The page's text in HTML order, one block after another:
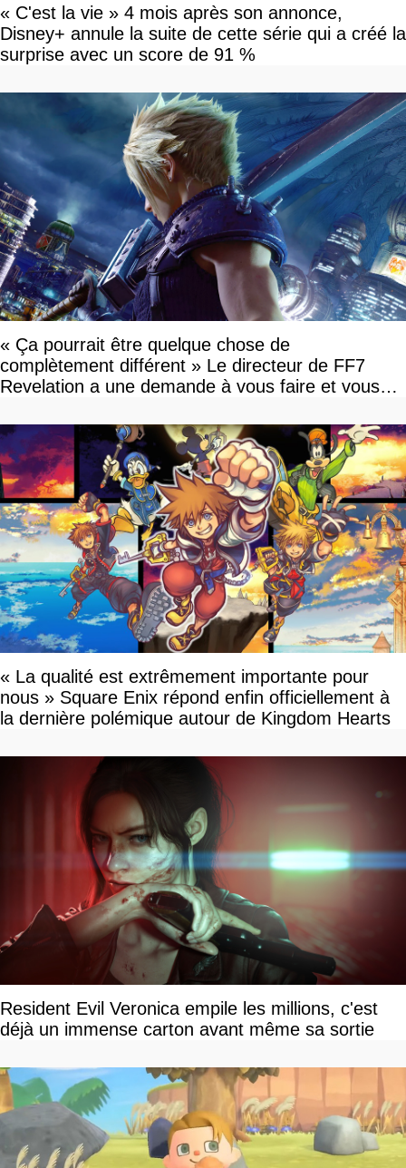
« C'est la vie » 4 mois après son annonce,
Disney+ annule la suite de cette série qui a créé la
surprise avec un score de 91 %
« Ça pourrait être quelque chose de
complètement différent » Le directeur de FF7
Revelation a une demande à vous faire et vous
« La qualité est extrêmement importante pour
nous » Square Enix répond enfin officiellement à
la dernière polémique autour de Kingdom Hearts
Resident Evil Veronica empile les millions, c'est
déjà un immense carton avant même sa sortie